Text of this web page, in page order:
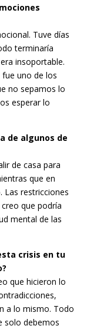
Tuve días
terminaría
insoportable.
uno de los
no sepamos lo
esperar lo
de algunos de
de casa para
que en
Las restricciones
que podría
mental de las
crisis en tu
que hicieron lo
a lo mismo. Todo
solo debemos